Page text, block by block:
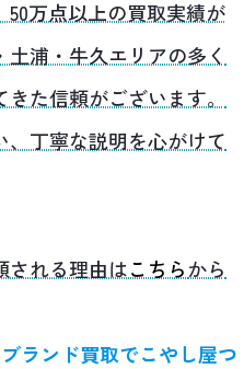
万点以上の買取実績が
浦・牛久エリアの多く
た信頼がございます。
丁寧な説明を心がけて
される理由はこちらから
ランド買取でこやし屋つ